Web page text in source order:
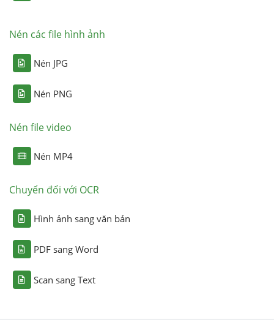
Nén các file hình ảnh
Nén JPG
Nén PNG
Nén file video
Nén MP4
Chuyển đổi với OCR
Hình ảnh sang văn bản
PDF sang Word
Scan sang Text